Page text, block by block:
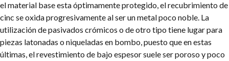
el material base esta óptimamente protegido, el recubrimiento de
cinc se oxida progresivamente al ser un metal poco noble. La
utilización de pasivados crómicos o de otro tipo tiene lugar para
piezas latonadas o niqueladas en bombo, puesto que en estas
últimas, el revestimiento de bajo espesor suele ser poroso y poco